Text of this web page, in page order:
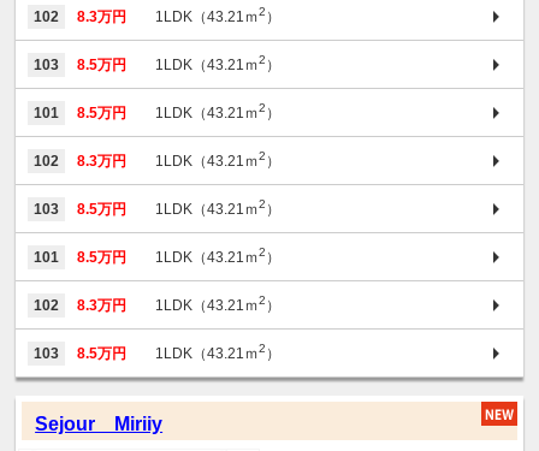
102 8.3万円 1LDK（43.21ｍ2 ）
103 8.5万円 1LDK（43.21ｍ2 ）
101 8.5万円 1LDK（43.21ｍ2 ）
102 8.3万円 1LDK（43.21ｍ2 ）
103 8.5万円 1LDK（43.21ｍ2 ）
101 8.5万円 1LDK（43.21ｍ2 ）
102 8.3万円 1LDK（43.21ｍ2 ）
103 8.5万円 1LDK（43.21ｍ2 ）
Sejour Miriiy